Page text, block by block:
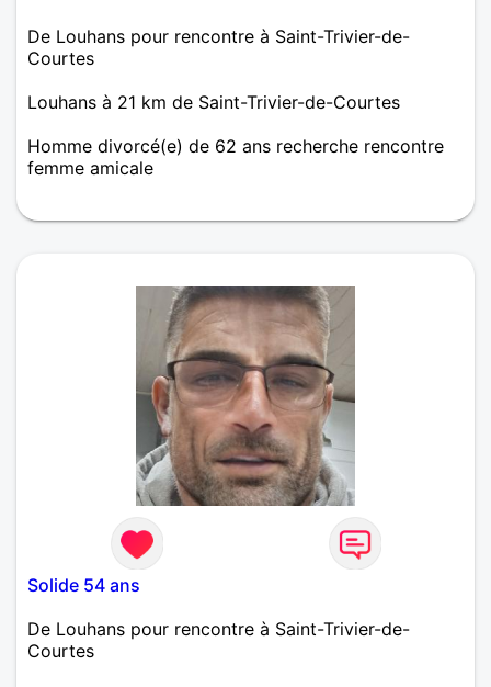
De Louhans pour rencontre à Saint-Trivier-de-
Courtes
Louhans à 21 km de Saint-Trivier-de-Courtes
Homme divorcé(e) de 62 ans recherche rencontre
femme amicale
activité professionnelle, calme, à l'écoute ,
moments de la vie !
Solide 54 ans
De Louhans pour rencontre à Saint-Trivier-de-
Courtes